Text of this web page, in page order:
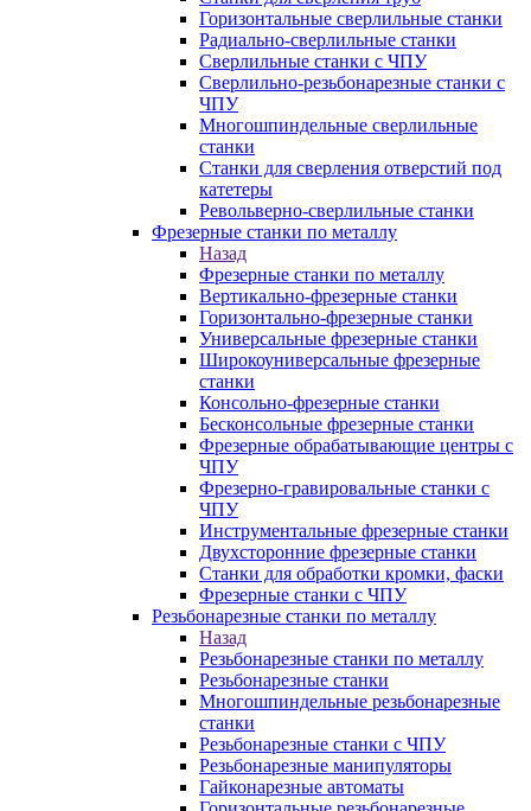
Горизонтальные сверлильные станки
Радиально-сверлильные станки
Сверлильные станки с ЧПУ
Сверлильно-резьбонарезные станки с
ЧПУ
Многошпиндельные сверлильные
станки
Станки для сверления отверстий под
катетеры
Револьверно-сверлильные станки
Фрезерные станки по металлу
Назад
Фрезерные станки по металлу
Вертикально-фрезерные станки
Горизонтально-фрезерные станки
Универсальные фрезерные станки
Широкоуниверсальные фрезерные
станки
Консольно-фрезерные станки
Бесконсольные фрезерные станки
Фрезерные обрабатывающие центры с
ЧПУ
Фрезерно-гравировальные станки с
ЧПУ
Инструментальные фрезерные станки
Двухсторонние фрезерные станки
Станки для обработки кромки, фаски
Фрезерные станки с ЧПУ
Резьбонарезные станки по металлу
Назад
Резьбонарезные станки по металлу
Резьбонарезные станки
Многошпиндельные резьбонарезные
станки
Резьбонарезные станки с ЧПУ
Резьбонарезные манипуляторы
Гайконарезные автоматы